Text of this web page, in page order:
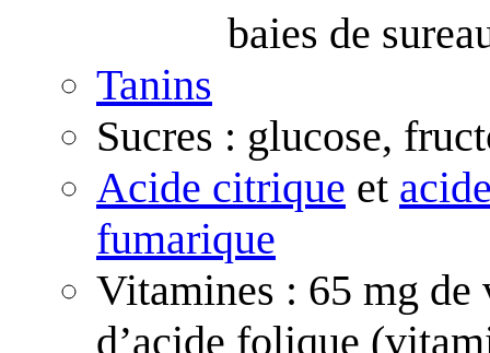
baies de
Tanins
Sucres : glucose,
Acide citrique et
fumarique
Vitamines : 65 mg
d’acide folique